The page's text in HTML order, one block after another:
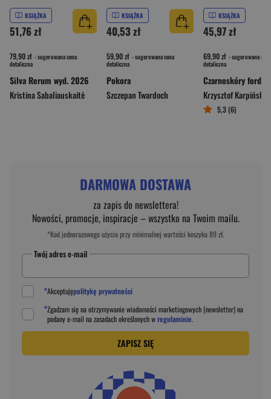
KSIĄŻKA
51,76 zł
79,90 zł - sugerowana cena
detaliczna
Silva Rerum wyd. 2026
Kristina Sabaliauskaitė
KSIĄŻKA
40,53 zł
59,90 zł - sugerowana cena
detaliczna
Pokora
Szczepan Twardoch
KSIĄŻKA
45,97 zł
69,90 zł - sugerowana cena
detaliczna
Krzysztof Karpiński
5,3 (6)
DARMOWA DOSTAWA
za zapis do newslettera!
Nowości, promocje, inspiracje – wszystko na Twoim mailu.
*Kod jednorazowego użycia przy minimalnej wartości koszyka 89 zł.
Twój adres e-mail
*Akceptujępolitykę prywatności
*Zgadzam się na otrzymywanie wiadomości marketingowych (newsletter) na
podanye-mail na zasadach określonych wregulaminie.
ZAPISZ SIĘ